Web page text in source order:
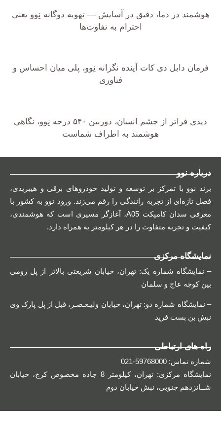
هوشمند در دما، دقیق در آسایش — تهویه دوگانه نِوو یعنی
احترام به تفاوت‌ها
فرمان دابل دی کات آینده نگرانه نِوو، پلی میان احساس و
فناوری
دیدی فراتر از چشم انسان، دوربین ۵۴۰ درجه نِوو، نگاهی
هوشمند به اطراف شماست
درباره نوو
برند نوو با تمرکز بر توسعه و تولید خودروهای برقی و هیبریدی،
فصل تازه‌ای از تجربه رانندگی را رقم می‌زند. ورود نوو به کشور با
معرفی سدان کامپکت A05، آغازگر مسیری است که هوشمندی،
کیفیت و تجربه متفاوت را در هر کیلومتر به همراه دارد.
نمایشگاه مرکزی
– نمایشگاه شماره یک: تهران، خیابان شریعتی بالاتر از پل رومی
بین کوچه عاج و سلمان
– نمایشگاه شماره دو: تهران، خیابان ولیـعـصـر، قبل از پل پارک وی
نبش بن بست فرید
راه های ارتباطی
شماره تماس: 59768000-021
نمایشگاه مرکزی: تهران، کیلومتر 8 جاده مخصوص کرج، خیابان
شــانزدهم جنوبی، نبش خیابان دوم